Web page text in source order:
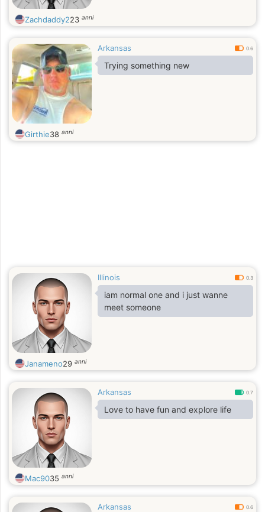
Zachdaddy223 anni
Arkansas 0.6
Trying something new
Girthie38 anni
Illinois 0.3
iam normal one and i just wanne
meet someone
Janameno29 anni
Arkansas 0.7
Love to have fun and explore life
Mac9035 anni
Arkansas 0.6